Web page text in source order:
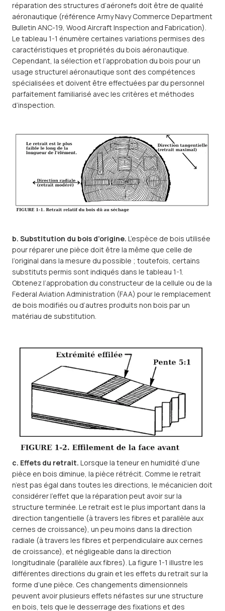
réparation des structures d’aéronefs doit être de qualité
aéronautique (référence Army Navy Commerce Department
Bulletin ANC-19, Wood Aircraft Inspection and Fabrication).
Le tableau 1-1 énumère certaines variations permises des
caractéristiques et propriétés du bois aéronautique.
Cependant, la sélection et l’approbation du bois pour un
usage structurel aéronautique sont des compétences
spécialisées et doivent être effectuées par du personnel
parfaitement familiarisé avec les critères et méthodes
d’inspection.
b. Substitution du bois d’origine. L’espèce de bois utilisée
pour réparer une pièce doit être la même que celle de
l’original dans la mesure du possible ; toutefois, certains
substituts permis sont indiqués dans le tableau 1-1.
Obtenez l’approbation du constructeur de la cellule ou de la
Federal Aviation Administration (FAA) pour le remplacement
de bois modifiés ou d’autres produits non bois par un
matériau de substitution.
c. Effets du retrait. Lorsque la teneur en humidité d’une
pièce en bois diminue, la pièce rétrécit. Comme le retrait
n’est pas égal dans toutes les directions, le mécanicien doit
considérer l’effet que la réparation peut avoir sur la
structure terminée. Le retrait est le plus important dans la
direction tangentielle (à travers les fibres et parallèle aux
cernes de croissance), un peu moins dans la direction
radiale (à travers les fibres et perpendiculaire aux cernes
de croissance), et négligeable dans la direction
longitudinale (parallèle aux fibres). La figure 1-1 illustre les
différentes directions du grain et les effets du retrait sur la
forme d’une pièce. Ces changements dimensionnels
peuvent avoir plusieurs effets néfastes sur une structure
en bois, tels que le desserrage des fixations et des